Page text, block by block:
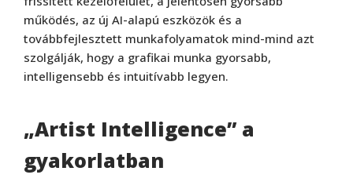
működés, az új AI-alapú eszközök és a
továbbfejlesztett munkafolyamatok mind-mind azt
szolgálják, hogy a grafikai munka gyorsabb,
intelligensebb és intuitívabb legyen.
„Artist Intelligence” a
gyakorlatban